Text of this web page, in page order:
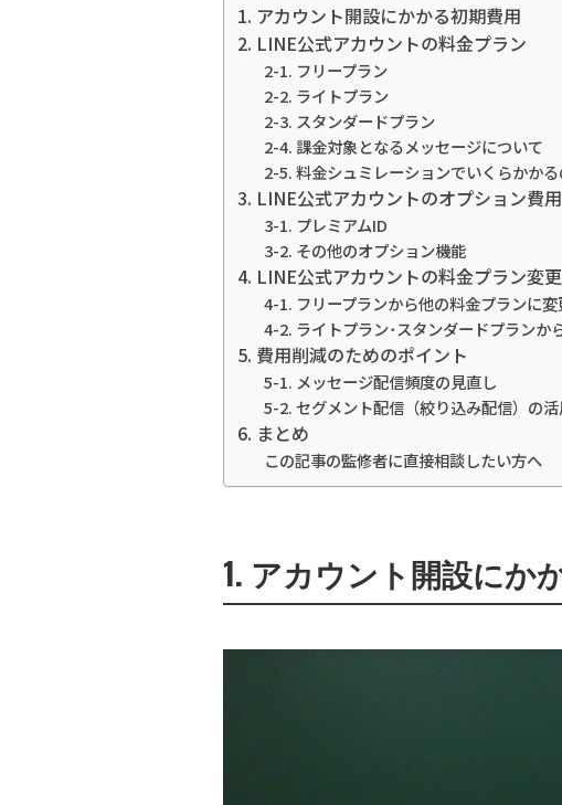
1. アカウント開設にかかる初期費用
2. LINE公式アカウントの料金プラン
2-1. フリープラン
2-2. ライトプラン
2-3. スタンダードプラン
2-4. 課金対象となるメッセージについて
2-5. 料金シュミレーションでいくらかか
3. LINE公式アカウントのオプション費用
3-1. プレミアムID
3-2. その他のオプション機能
4. LINE公式アカウントの料金プラン変
4-1. フリープランから他の料金プランに
4-2. ライトプラン･スタンダードプランか
5. 費用削減のためのポイント
5-1. メッセージ配信頻度の見直し
5-2. セグメント配信（絞り込み配信）の活
6. まとめ
この記事の監修者に直接相談したい方へ
1. アカウント開設にか